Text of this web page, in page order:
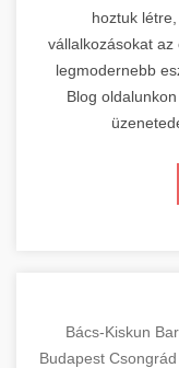
hoztuk
vállalkozásokat
legmodernebb
Blog
Bács-Kiskun
Budapest Csongrád